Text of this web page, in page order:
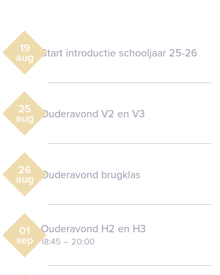
19
aug Start introductie schooljaar 25-26
25
aug Ouderavond V2 en V3
26
aug Ouderavond brugklas
01
sep
Ouderavond H2 en H3
18:45 – 20:00